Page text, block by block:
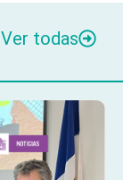
Ver todas